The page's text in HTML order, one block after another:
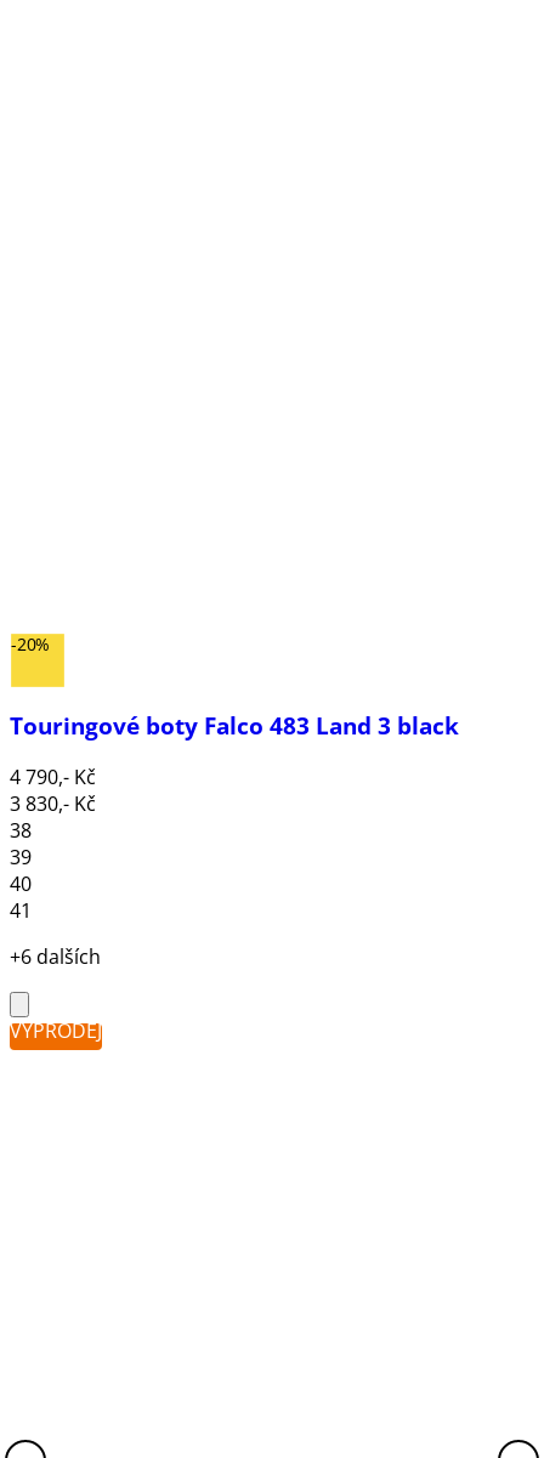
-20%
Touringové boty Falco 483 Land 3 black
4 790,- Kč
3 830,- Kč
38
39
40
41
+6 dalších
VÝPRODEJ